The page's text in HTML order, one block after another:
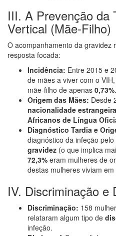
III. A Prevenção da
Vertical (Mãe-Filho)
O acompanhamento da gravidez
resposta focada:
Incidência: Entre 2015 e
de mães a viver com o
mãe-filho de apenas 0,73%.
Origem das Mães: Desde
nacionalidade estrangeira
Africanos de Língua
Diagnóstico Tardia e
diagnóstico da infeção
gravidez (o que implica
72,3% eram mulheres de
destas mulheres viviam
IV. Discriminação e
Discriminação: 158
relataram algum tipo de
infeção.